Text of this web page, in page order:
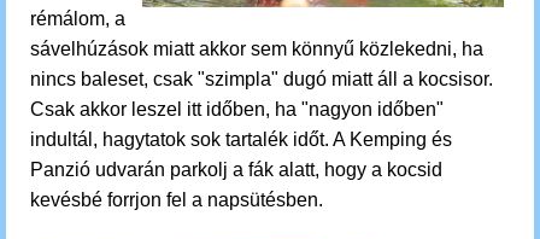
rémálom, a
sávelhúzások miatt akkor sem könnyű közlekedni, ha
nincs baleset, csak "szimpla" dugó miatt áll a kocsisor.
Csak akkor leszel itt időben, ha "nagyon időben"
indultál, hagytatok sok tartalék időt. A Kemping és
Panzió udvarán parkolj a fák alatt, hogy a kocsid
kevésbé forrjon fel a napsütésben.